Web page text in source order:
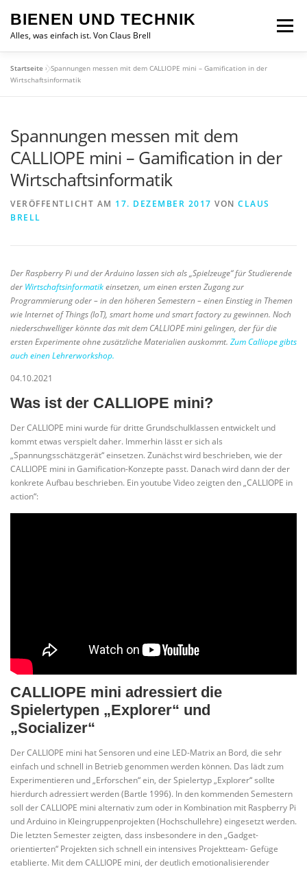
Inhalt
springen
BIENEN UND TECHNIK
Alles, was einfach ist. Von Claus Brell
Menü
Startseite »Spannungen messen mit dem CALLIOPE mini – Gamification in der
Wirtschaftsinformatik
Spannungen messen mit dem
CALLIOPE mini – Gamification in der
Wirtschaftsinformatik
VERÖFFENTLICHT AM 17. DEZEMBER 2017 VON CLAUS
BRELL
Der Raspberry Pi und der Arduino lassen sich als „Spielzeuge“ für Studierende
der Wirtschaftsinformatikeinsetzen, um einen ersten Zugang zur
Programmierung oder – in den höheren Semestern – einen Einstieg in Themen
wie Internet of Things (IoT), smart home und smart factory zu gewinnen. Noch
niederschwelliger könnte das mit dem CALLIOPE mini gelingen, der für die
ersten Experimente ohne zusätzliche Materialien auskommt. Zum Calliope gibts
auch einen Lehrerworkshop.
04.10.2021
Was ist der CALLIOPE mini?
Der CALLIOPE mini wurde für dritte Grundschulklassen entwickelt und
kommt etwas verspielt daher. Immerhin lässt er sich als
„Spannungsschätzgerät“ einsetzen. Zunächst wird beschrieben, wie der
CALLIOPE mini in Gamification-Konzepte passt. Danach wird dann der der
konkrete Aufbau beschrieben. Ein youtube Video zeigten den „CALLIOPE in
action“:
CALLIOPE mini adressiert die
Spielertypen „Explorer“ und
„Socializer“
Der CALLIOPE mini hat Sensoren und eine LED-Matrix an Bord, die sehr
einfach und schnell in Betrieb genommen werden können. Das lädt zum
Experimentieren und „Erforschen“ ein, der Spielertyp „Explorer“ sollte
hierdurch adressiert werden (Bartle 1996). In den kommenden Semestern
soll der CALLIOPE mini alternativ zum oder in Kombination mit Raspberry Pi
und Arduino in Kleingruppenprojekten (Hochschullehre) eingesetzt werden.
Die letzten Semester zeigten, dass insbesondere in den „Gadget-
orientierten“ Projekten sich schnell ein intensives Projektteam- Gefüge
etablierte. Mit dem CALLIOPE mini, der deutlich emotionalisierender